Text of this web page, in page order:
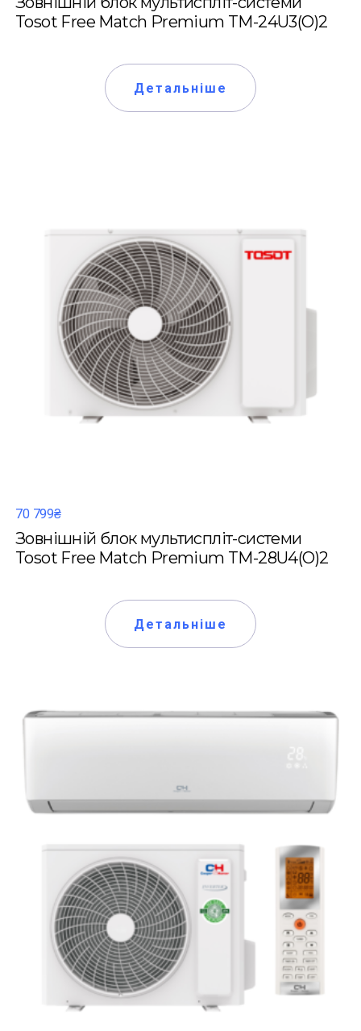
Tosot Free Match Premium TM-24U3(O)2
Детальніше
70 799₴
Зовнішній блок мультиспліт-системи
Tosot Free Match Premium TM-28U4(O)2
Детальніше